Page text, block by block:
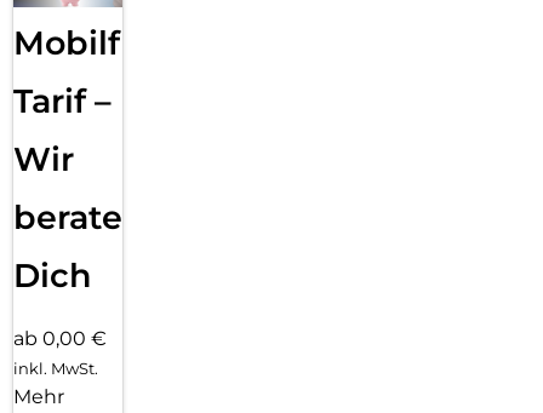
Mobilfunk
Tarif –
Wir
beraten
Dich
ab 0,00 €
inkl. MwSt.
Mehr